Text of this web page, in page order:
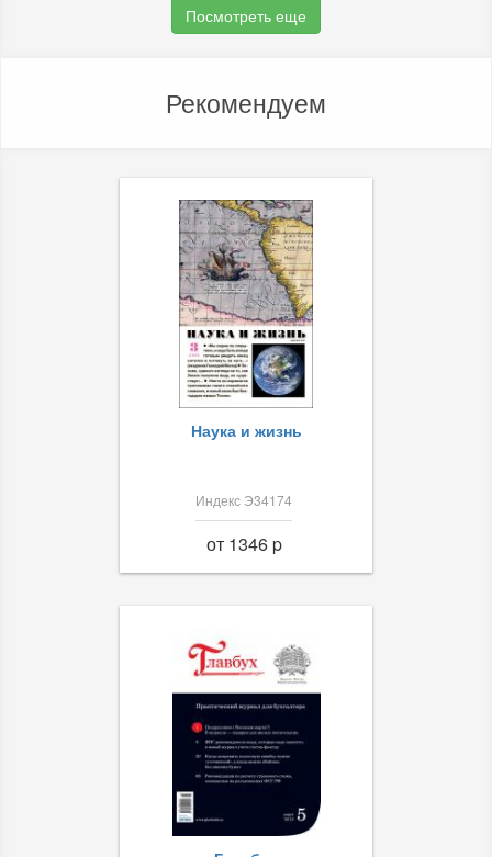
Посмотреть еще
Рекомендуем
Наука и жизнь
Индекс Э34174
от 1346 p